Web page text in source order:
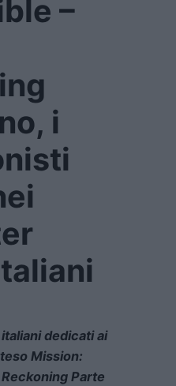
–
i
dedicati ai
Mission:
Parte